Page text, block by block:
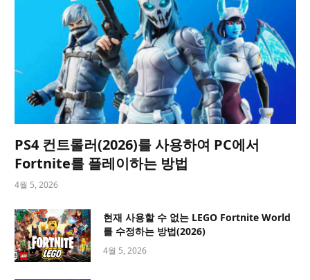
PS4 컨트롤러(2026)를 사용하여 PC에서
Fortnite를 플레이하는 방법
4월 5, 2026
현재 사용할 수 없는 LEGO Fortnite World
를 수정하는 방법(2026)
4월 5, 2026